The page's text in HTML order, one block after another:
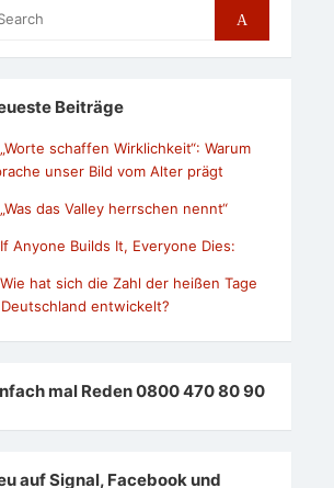
Search
Beiträge
„Worte schaffen Wirklichkeit“: Warum
unser Bild vom Alter prägt
„Was das Valley herrschen nennt“
If Anyone Builds It, Everyone Dies:
Wie hat sich die Zahl der heißen Tage
entwickelt?
mal Reden 0800 470 80 90
auf Signal, Facebook und